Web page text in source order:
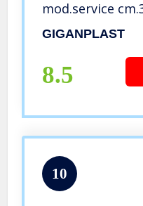
mod.service
GIGANPLAST
8.5
10